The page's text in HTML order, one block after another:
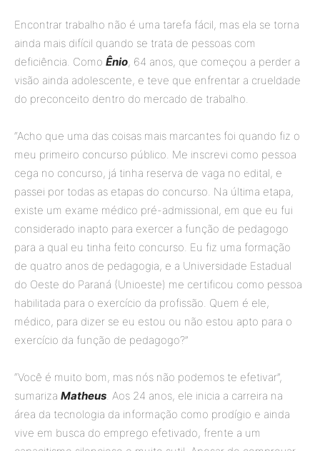
Encontrar trabalho não é uma tarefa fácil, mas ela se torna
ainda mais difícil quando se trata de pessoas com
deficiência. Como Ênio, 64 anos, que começou a perder a
visão ainda adolescente, e teve que enfrentar a crueldade
do preconceito dentro do mercado de trabalho.
“Acho que uma das coisas mais marcantes foi quando fiz o
meu primeiro concurso público. Me inscrevi como pessoa
cega no concurso, já tinha reserva de vaga no edital, e
passei por todas as etapas do concurso. Na última etapa,
existe um exame médico pré-admissional, em que eu fui
considerado inapto para exercer a função de pedagogo
para a qual eu tinha feito concurso. Eu fiz uma formação
de quatro anos de pedagogia, e a Universidade Estadual
do Oeste do Paraná (Unioeste) me certificou como pessoa
habilitada para o exercício da profissão. Quem é ele,
médico, para dizer se eu estou ou não estou apto para o
exercício da função de pedagogo?”
“Você é muito bom, mas nós não podemos te efetivar”,
sumariza Matheus . Aos 24 anos, ele inicia a carreira na
área da tecnologia da informação como prodígio e ainda
vive em busca do emprego efetivado, frente a um